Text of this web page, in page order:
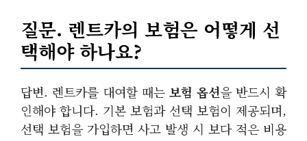
질문. 렌트카의 보험은 어떻게 선
택해야 하나요?
답변. 렌트카를 대여할 때는 보험 옵션을 반드시 확
인해야 합니다. 기본 보험과 선택 보험이 제공되며,
선택 보험을 가입하면 사고 발생 시 보다 적은 비용